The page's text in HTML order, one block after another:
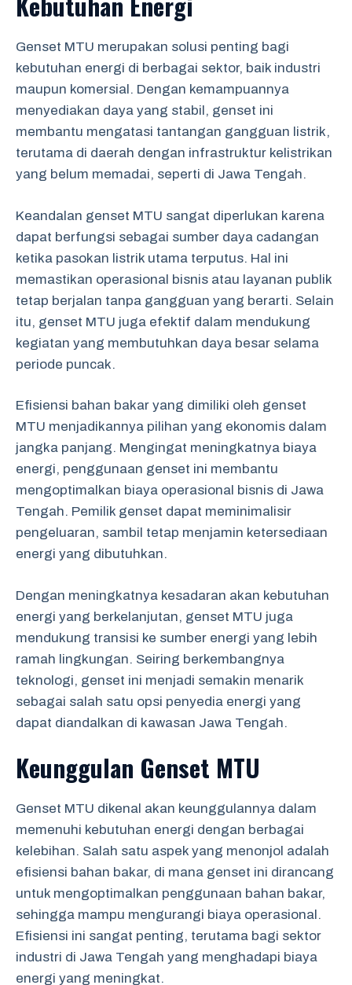
Genset MTU merupakan solusi penting bagi
kebutuhan energi di berbagai sektor, baik industri
maupun komersial. Dengan kemampuannya
menyediakan daya yang stabil, genset ini
membantu mengatasi tantangan gangguan listrik,
terutama di daerah dengan infrastruktur kelistrikan
yang belum memadai, seperti di Jawa Tengah.
Keandalan genset MTU sangat diperlukan karena
dapat berfungsi sebagai sumber daya cadangan
ketika pasokan listrik utama terputus. Hal ini
memastikan operasional bisnis atau layanan publik
tetap berjalan tanpa gangguan yang berarti. Selain
itu, genset MTU juga efektif dalam mendukung
kegiatan yang membutuhkan daya besar selama
periode puncak.
Efisiensi bahan bakar yang dimiliki oleh genset
MTU menjadikannya pilihan yang ekonomis dalam
jangka panjang. Mengingat meningkatnya biaya
energi, penggunaan genset ini membantu
mengoptimalkan biaya operasional bisnis di Jawa
Tengah. Pemilik genset dapat meminimalisir
pengeluaran, sambil tetap menjamin ketersediaan
energi yang dibutuhkan.
Dengan meningkatnya kesadaran akan kebutuhan
energi yang berkelanjutan, genset MTU juga
mendukung transisi ke sumber energi yang lebih
ramah lingkungan. Seiring berkembangnya
teknologi, genset ini menjadi semakin menarik
sebagai salah satu opsi penyedia energi yang
dapat diandalkan di kawasan Jawa Tengah.
Keunggulan Genset MTU
Genset MTU dikenal akan keunggulannya dalam
memenuhi kebutuhan energi dengan berbagai
kelebihan. Salah satu aspek yang menonjol adalah
efisiensi bahan bakar, di mana genset ini dirancang
untuk mengoptimalkan penggunaan bahan bakar,
sehingga mampu mengurangi biaya operasional.
Efisiensi ini sangat penting, terutama bagi sektor
industri di Jawa Tengah yang menghadapi biaya
energi yang meningkat.